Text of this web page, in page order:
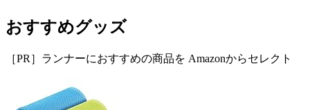
おすすめグッズ
［PR］ランナーにおすすめの商品を Amazonからセレクト